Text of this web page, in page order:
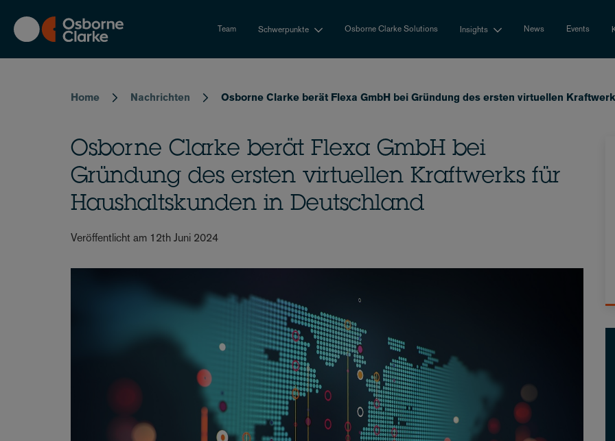
main
content
Team Schwerpunkte Osborne Clarke Solutions Insights News Events
Home Nachrichten Osborne Clarke berät Flexa GmbH bei Gründung des ersten virtuellen
Osborne Clarke berät Flexa GmbH bei
Gründung des ersten virtuellen Kraftwerks für
Haushaltskunden in Deutschland
Veröffentlicht am 12th Juni 2024